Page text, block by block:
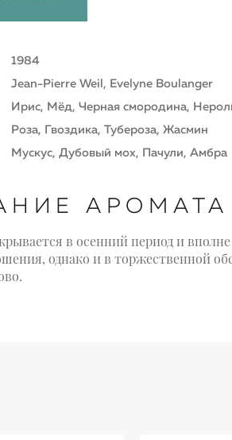
1984
Jean-Pierre Weil, Evelyne Boulanger
Ирис, Мёд, Черная смородина,
Роза, Гвоздика, Тубероза, Жасмин
Мускус, Дубовый мох, Пачули, Амбра
АРОМАТА
в осенний период и
однако и в торжественной